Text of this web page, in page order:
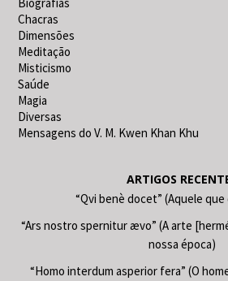
Chacras
Dimensões
Meditação
Misticismo
Saúde
Magia
Diversas
Mensagens do V. M. Kwen Khan Khu
ARTIGOS
“Qvi benè docet” (Aquele
“Ars nostro spernitur ævo” (A arte
nossa época)
“Homo interdum asperior fera” (O